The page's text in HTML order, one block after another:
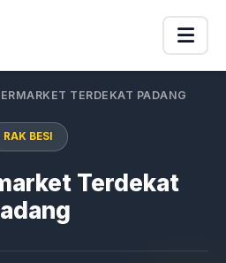
TERDEKAT PADANG
RAK BESI
Terdekat